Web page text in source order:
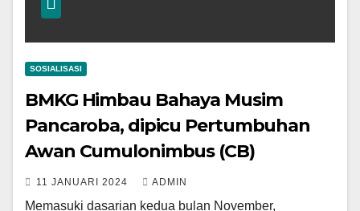
SOSIALISASI
BMKG Himbau Bahaya Musim
Pancaroba, dipicu Pertumbuhan
Awan Cumulonimbus (CB)
11 JANUARI 2024 ADMIN
Memasuki dasarian kedua bulan November,